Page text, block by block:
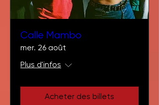
Calle Mambo
mer. 26 août
Plus d'infos
Acheter des billets